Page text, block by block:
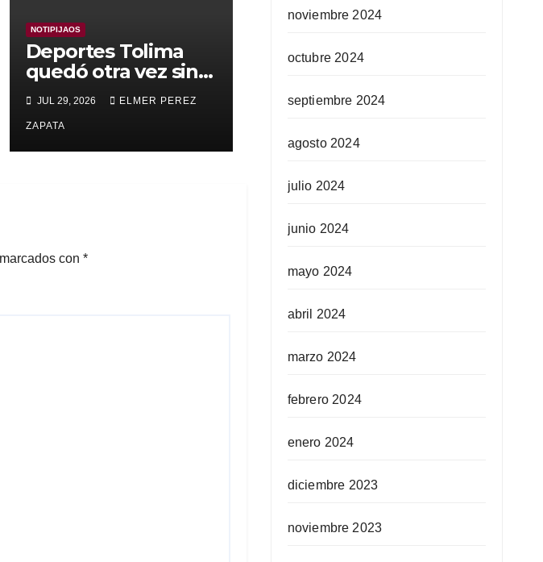
NOTIPIJAOS
Deportes Tolima
quedó otra vez sin
Copa
JUL 29, 2026 ELMER PEREZ
ZAPATA
con *
noviembre 2024
octubre 2024
septiembre 2024
agosto 2024
julio 2024
junio 2024
mayo 2024
abril 2024
marzo 2024
febrero 2024
enero 2024
diciembre 2023
noviembre 2023